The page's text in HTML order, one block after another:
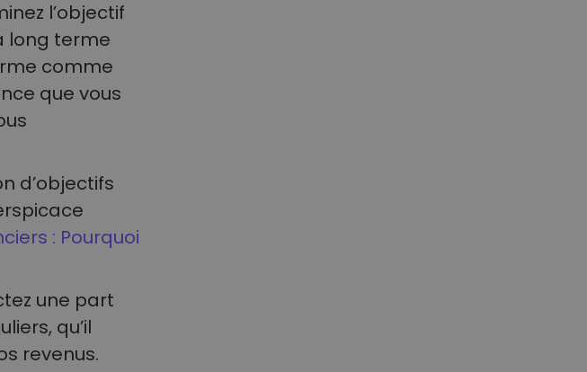
l’objectif
long terme
comme
que vous
d’objectifs
: Pourquoi
une part
qu’il
revenus.